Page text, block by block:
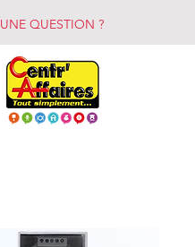
UNE QUESTION ?